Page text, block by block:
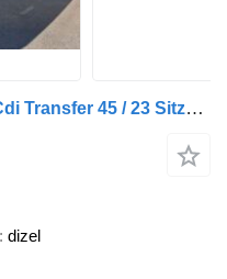
Mercedes-Benz Sprinter 517 Cdi Transfer 45 / 23 Sitze / Österreich Paket
dizel